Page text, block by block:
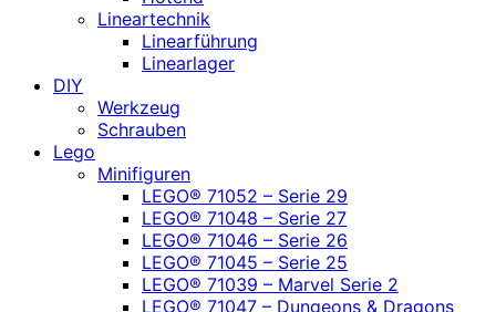
Lineartechnik
Linearführung
Linearlager
DIY
Werkzeug
Schrauben
Lego
Minifiguren
LEGO® 71052 – Serie 29
LEGO® 71048 – Serie 27
LEGO® 71046 – Serie 26
LEGO® 71045 – Serie 25
LEGO® 71039 – Marvel Serie 2
LEGO® 71047 – Dungeons & Dragons